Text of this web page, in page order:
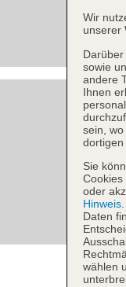
Wir
unserer
sowie
andere
Ihnen
sein,
dortigen
Sie
Cookies
oder
Hinweis
Daten
wählen